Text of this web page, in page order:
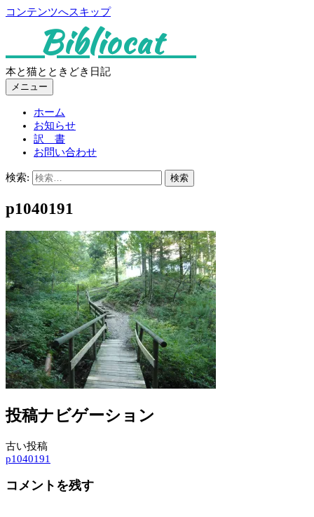
コンテンツへスキップ
Bibliocat
本と猫とときどき日記
メニュー
ホーム
お知らせ
訳 書
お問い合わせ
検索:
p1040191
投稿ナビゲーション
古い投稿
p1040191
コメントを残す